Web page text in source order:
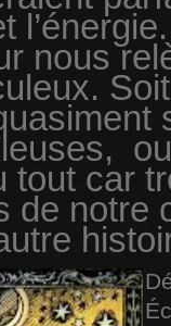
nous
tout car
de notre